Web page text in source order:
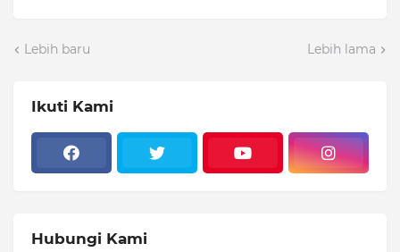
Lebih baru Lebih lama
Ikuti Kami
Hubungi Kami